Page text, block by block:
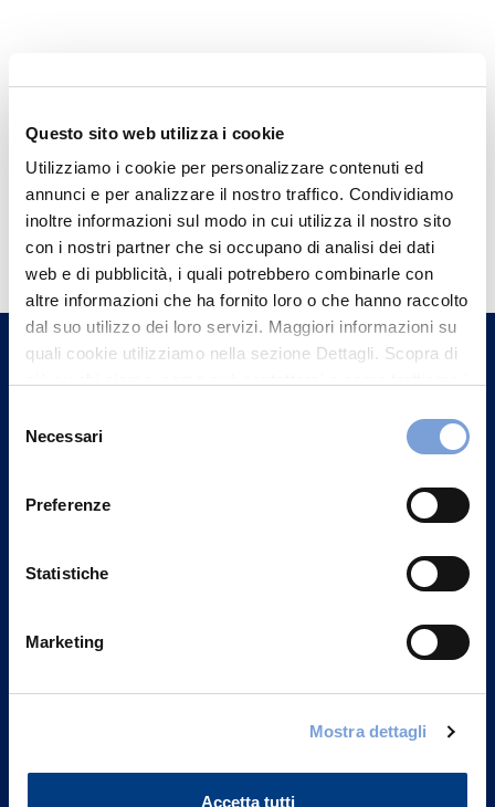
Questo sito web utilizza i cookie
Utilizziamo i cookie per personalizzare contenuti ed
annunci e per analizzare il nostro traffico. Condividiamo
inoltre informazioni sul modo in cui utilizza il nostro sito
con i nostri partner che si occupano di analisi dei dati
web e di pubblicità, i quali potrebbero combinarle con
altre informazioni che ha fornito loro o che hanno raccolto
dal suo utilizzo dei loro servizi. Maggiori informazioni su
quali cookie utilizziamo nella sezione Dettagli. Scopra di
può trovare nel footer del sito nella sezione "Informativa
delNecessari
Preferenze
Statistiche
Marketing
Mostra dettagli
Accetta tutti
Hai bisogno di
informazioni?
Trova l'Agenzia più vicina a te e parla con
un nostro Agente.
Contattaci